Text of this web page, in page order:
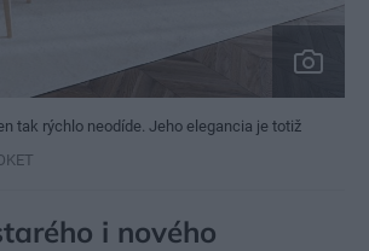
tak rýchlo neodíde. Jeho elegancia je totiž
i nového